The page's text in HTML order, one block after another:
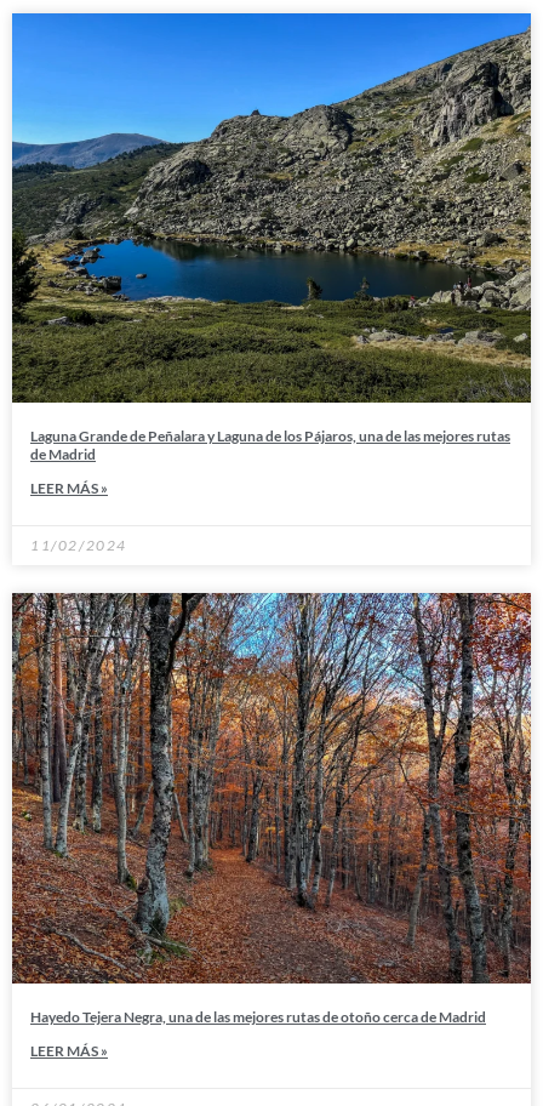
Laguna Grande de Peñalara y Laguna de los Pájaros, una de las mejores rutas
de Madrid
LEER MÁS »
11/02/2024
Hayedo Tejera Negra, una de las mejores rutas de otoño cerca de Madrid
LEER MÁS »